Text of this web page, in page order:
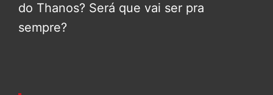
do Thanos? Será que vai ser pra
sempre?